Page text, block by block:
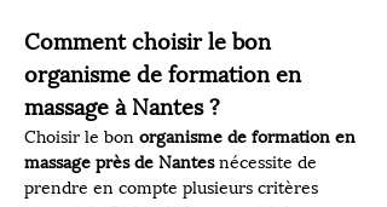
Comment choisir le bon
organisme de formation en
massage à Nantes ?
Choisir le bon organisme de formation en
massage près de Nantes nécessite de
prendre en compte plusieurs critères